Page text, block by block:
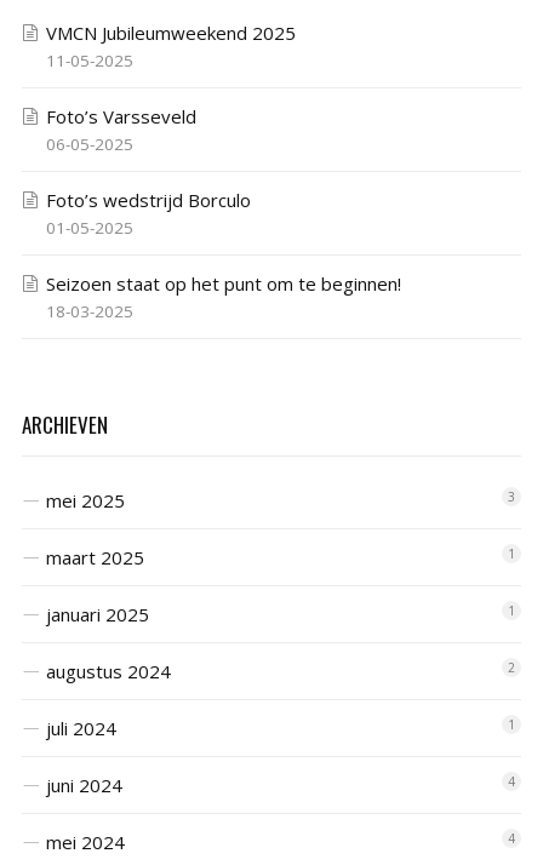
VMCN Jubileumweekend 2025
11-05-2025
Foto’s Varsseveld
06-05-2025
Foto’s wedstrijd Borculo
01-05-2025
Seizoen staat op het punt om te beginnen!
18-03-2025
ARCHIEVEN
mei 2025 3
maart 2025 1
januari 2025 1
augustus 2024 2
juli 2024 1
juni 2024 4
mei 2024 4